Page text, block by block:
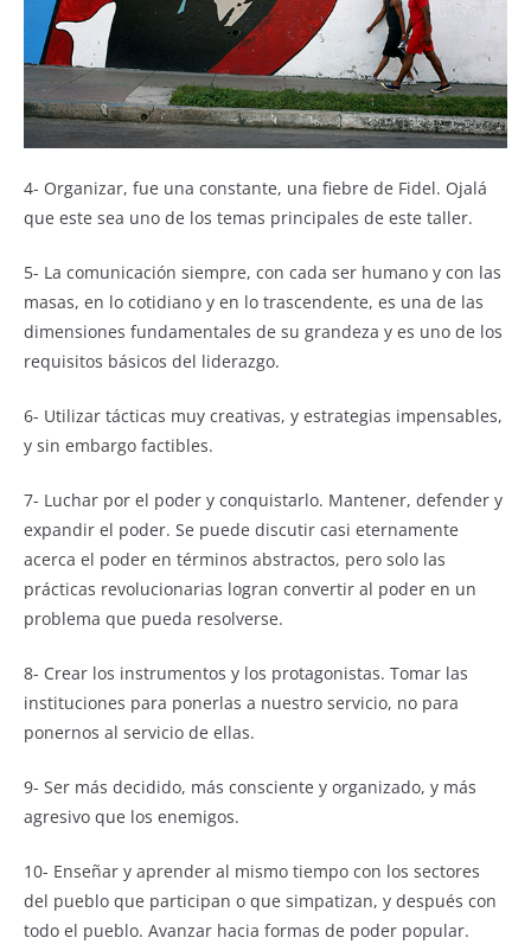
4- Organizar, fue una constante, una fiebre de Fidel. Ojalá
que este sea uno de los temas principales de este taller.
5- La comunicación siempre, con cada ser humano y con las
masas, en lo cotidiano y en lo trascendente, es una de las
dimensiones fundamentales de su grandeza y es uno de los
requisitos básicos del liderazgo.
6- Utilizar tácticas muy creativas, y estrategias impensables,
y sin embargo factibles.
7- Luchar por el poder y conquistarlo. Mantener, defender y
expandir el poder. Se puede discutir casi eternamente
acerca el poder en términos abstractos, pero solo las
prácticas revolucionarias logran convertir al poder en un
problema que pueda resolverse.
8- Crear los instrumentos y los protagonistas. Tomar las
instituciones para ponerlas a nuestro servicio, no para
ponernos al servicio de ellas.
9- Ser más decidido, más consciente y organizado, y más
agresivo que los enemigos.
10- Enseñar y aprender al mismo tiempo con los sectores
del pueblo que participan o que simpatizan, y después con
todo el pueblo. Avanzar hacia formas de poder popular.